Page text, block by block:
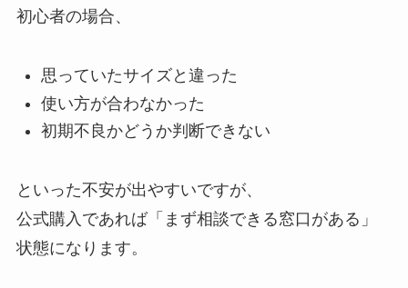
初心者の場合、
思っていたサイズと違った
使い方が合わなかった
初期不良かどうか判断できない
といった不安が出やすいですが、
公式購入であれば「まず相談できる窓口がある」
状態になります。